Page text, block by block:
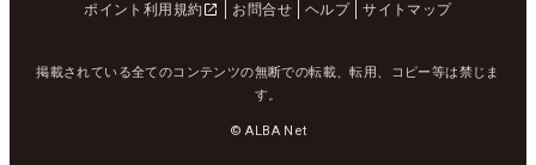
ポイント利用規約
お問合せ ヘルプ サイトマップ
掲載されている全てのコンテンツの無断での転載、転用、コピー等は禁じま
す。
© ALBA Net